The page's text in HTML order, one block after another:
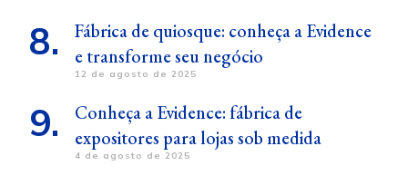
Fábrica de quiosque: conheça a Evidence
e transforme seu negócio
12 de agosto de 2025
Conheça a Evidence: fábrica de
expositores para lojas sob medida
4 de agosto de 2025